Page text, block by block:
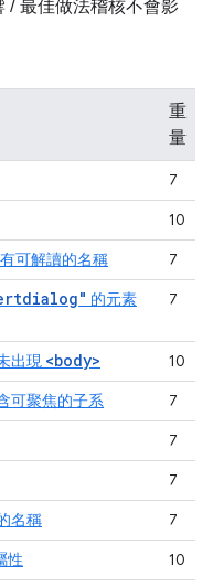
/ 最佳做法稽核不會影
重
量
7
10
可解讀的名稱
7
的元素
7
出現 <body> 10
可聚焦的子系
7
7
7
名稱 7
性
10